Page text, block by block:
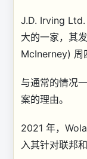
J.D. Irving Ltd.
大的一家，其
McInerney) 周
与通常的情况
案的理由。
2021 年，
入其针对联邦